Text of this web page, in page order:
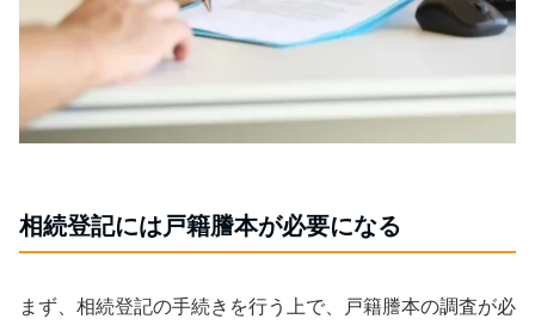
相続登記には戸籍謄本が必要になる
まず、相続登記の手続きを行う上で、戸籍謄本の調査が必